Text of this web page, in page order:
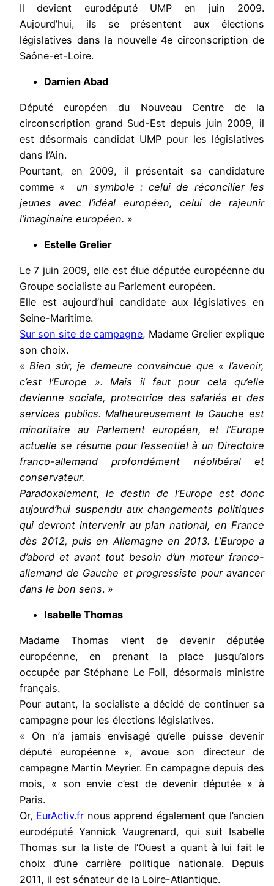
Il devient eurodéputé UMP en juin 2009.
Aujourd’hui, ils se présentent aux élections
législatives dans la nouvelle 4e circonscription de
Saône-et-Loire.
Damien Abad
Député européen du Nouveau Centre de la
circonscription grand Sud-Est depuis juin 2009, il
est désormais candidat UMP pour les législatives
dans l’Ain.
Pourtant, en 2009, il présentait sa candidature
comme « un symbole : celui de réconcilier les
jeunes avec l’idéal européen, celui de rajeunir
l’imaginaire européen. »
Estelle Grelier
Le 7 juin 2009, elle est élue députée européenne du
Groupe socialiste au Parlement européen.
Elle est aujourd’hui candidate aux législatives en
Seine-Maritime.
Sur son site de campagne, Madame Grelier explique
son choix.
« Bien sûr, je demeure convaincue que « l’avenir,
c’est l’Europe ». Mais il faut pour cela qu’elle
devienne sociale, protectrice des salariés et des
services publics. Malheureusement la Gauche est
minoritaire au Parlement européen, et l’Europe
actuelle se résume pour l’essentiel à un Directoire
franco-allemand profondément néolibéral et
conservateur.
Paradoxalement, le destin de l’Europe est donc
aujourd’hui suspendu aux changements politiques
qui devront intervenir au plan national, en France
dès 2012, puis en Allemagne en 2013. L’Europe a
d’abord et avant tout besoin d’un moteur franco-
allemand de Gauche et progressiste pour avancer
dans le bon sens. »
Isabelle Thomas
Madame Thomas vient de devenir députée
européenne, en prenant la place jusqu’alors
occupée par Stéphane Le Foll, désormais ministre
français.
Pour autant, la socialiste a décidé de continuer sa
campagne pour les élections législatives.
« On n’a jamais envisagé qu’elle puisse devenir
député européenne », avoue son directeur de
campagne Martin Meyrier. En campagne depuis des
mois, « son envie c’est de devenir députée » à
Paris.
Or, EurActiv.fr nous apprend également que l’ancien
eurodéputé Yannick Vaugrenard, qui suit Isabelle
Thomas sur la liste de l’Ouest a quant à lui fait le
choix d’une carrière politique nationale. Depuis
2011, il est sénateur de la Loire-Atlantique.